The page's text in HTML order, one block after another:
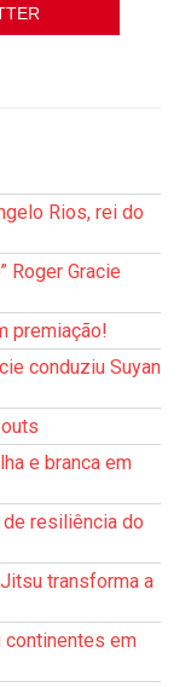
Rios, rei do
Roger Gracie
premiação!
conduziu Suyan
e branca em
de resiliência do
transforma a
continentes em